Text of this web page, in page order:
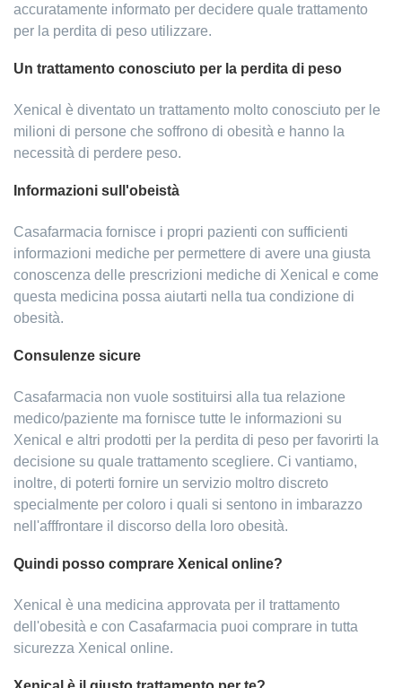
accuratamente informato per decidere quale trattamento
per la perdita di peso utilizzare.
Un trattamento conosciuto per la perdita di peso
Xenical è diventato un trattamento molto conosciuto per le
milioni di persone che soffrono di obesità e hanno la
necessità di perdere peso.
Informazioni sull'obeistà
Casafarmacia fornisce i propri pazienti con sufficienti
informazioni mediche per permettere di avere una giusta
conoscenza delle prescrizioni mediche di Xenical e come
questa medicina possa aiutarti nella tua condizione di
obesità.
Consulenze sicure
Casafarmacia non vuole sostituirsi alla tua relazione
medico/paziente ma fornisce tutte le informazioni su
Xenical e altri prodotti per la perdita di peso per favorirti la
decisione su quale trattamento scegliere. Ci vantiamo,
inoltre, di poterti fornire un servizio moltro discreto
specialmente per coloro i quali si sentono in imbarazzo
nell'afffrontare il discorso della loro obesità.
Quindi posso comprare Xenical online?
Xenical è una medicina approvata per il trattamento
dell'obesità e con Casafarmacia puoi comprare in tutta
sicurezza Xenical online.